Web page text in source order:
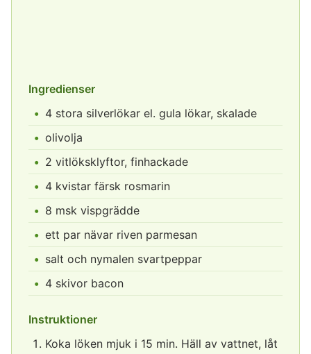
Ingredienser
4 stora silverlökar el. gula lökar, skalade
olivolja
2 vitlöksklyftor, finhackade
4 kvistar färsk rosmarin
8 msk vispgrädde
ett par nävar riven parmesan
salt och nymalen svartpeppar
4 skivor bacon
Instruktioner
Koka löken mjuk i 15 min. Häll av vattnet, låt